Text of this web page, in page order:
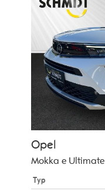
Opel
Mokka e Ultimate
Typ